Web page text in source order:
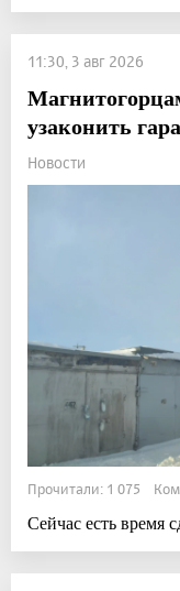
11:30, 3 авг 2026
узаконить
Новости
Прочитали: 1 075
Сейчас есть время